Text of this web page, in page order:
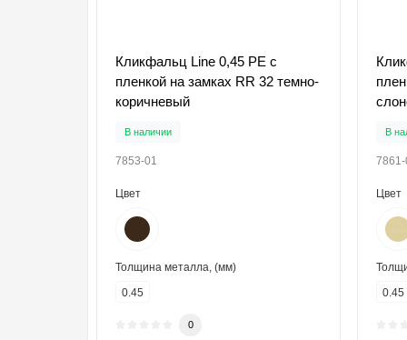
Кликфальц Line 0,45 PE с
пленкой на замках RR 32 темно-
коричневый
В наличии
7853-01
Цвет
Толщина металла, (мм)
0.45
0
В
Цвет
0.45